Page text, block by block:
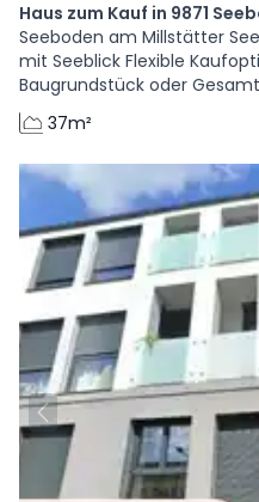
Haus zum Kauf in 9871
Seeboden am Millstätter
mit Seeblick Flexible
Baugrundstück oder
37m²